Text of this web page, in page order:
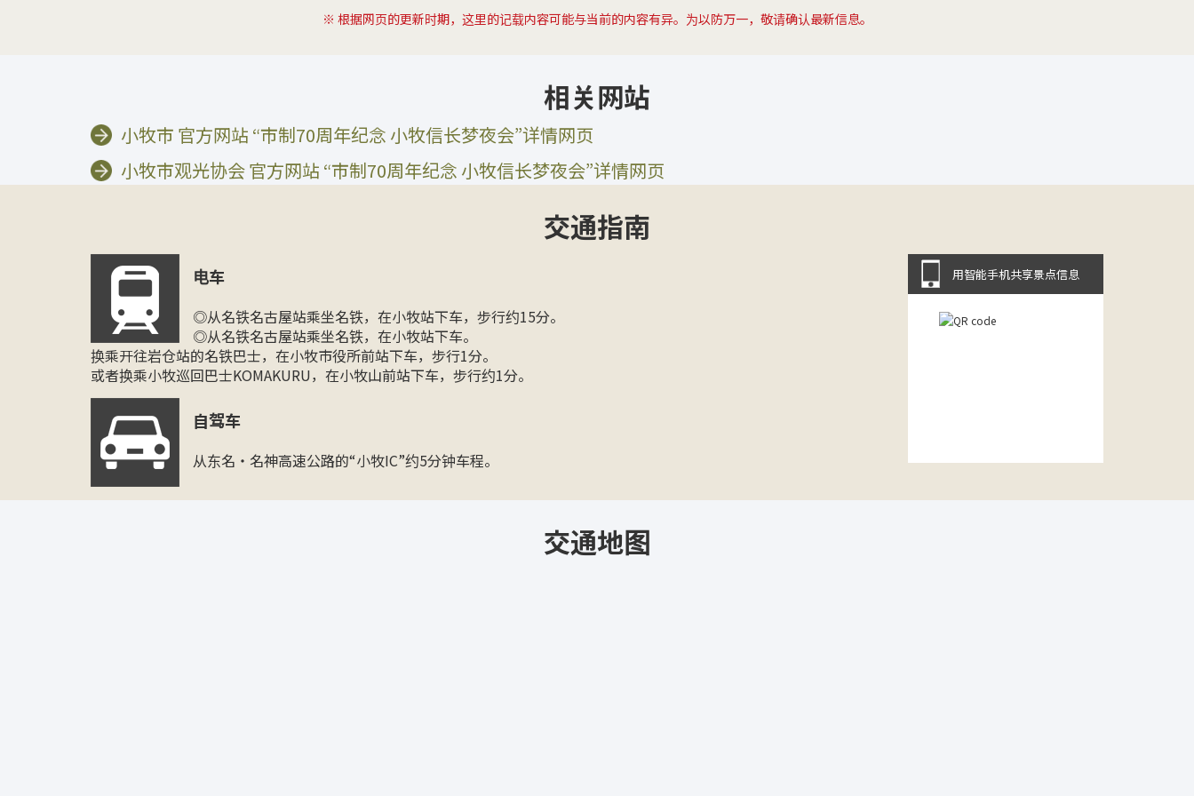
※ 根据网页的更新时期，这里的记载内容可能与当前的内容有异。为以防万一，敬请确认最新信息。
相关网站
小牧市 官方网站 “市制70周年纪念 小牧信长梦夜会”详情网页
小牧市观光协会 官方网站 “市制70周年纪念 小牧信长梦夜会”详情网页
交通指南
电车
◎从名铁名古屋站乘坐名铁，在小牧站下车，步行约15分。
◎从名铁名古屋站乘坐名铁，在小牧站下车。
换乘开往岩仓站的名铁巴士，在小牧市役所前站下车，步行1分。
或者换乘小牧巡回巴士KOMAKURU，在小牧山前站下车，步行约1分。
自驾车
从东名・名神高速公路的“小牧IC”约5分钟车程。
用智能手机共享景点信息
交通地图